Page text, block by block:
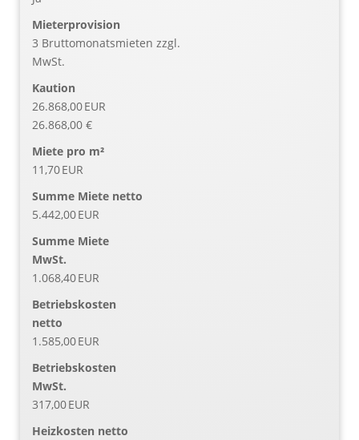
Mieter­provision
3 Bruttomonatsmieten zzgl.
MwSt.
Kaution
26.868,00 EUR
26.868,00 €
Miete pro m²
11,70 EUR
Summe Miete netto
5.442,00 EUR
Summe Miete
MwSt.
1.068,40 EUR
Betriebskosten
netto
1.585,00 EUR
Betriebskosten
MwSt.
317,00 EUR
Heizkosten netto